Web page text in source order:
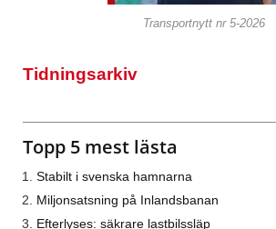
Transportnytt nr 5-2026
Tidningsarkiv
Topp 5 mest lästa
Stabilt i svenska hamnarna
Miljonsatsning på Inlandsbanan
Efterlyses: säkrare lastbilssläp